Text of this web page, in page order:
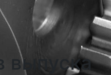
выпуска